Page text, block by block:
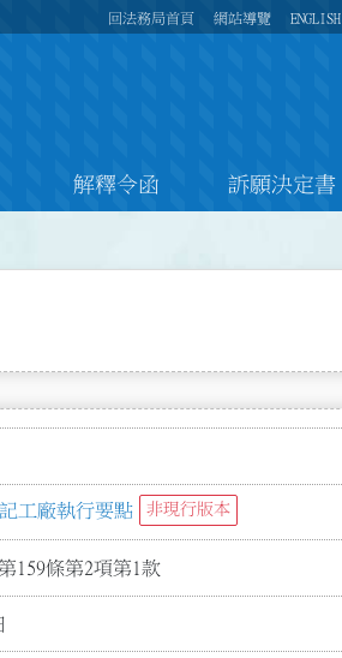
回法務局首頁 網站導覽 ENGLISH
解釋令函 訴願決定書
工廠執行要點 非現行版本
159條第2項第1款